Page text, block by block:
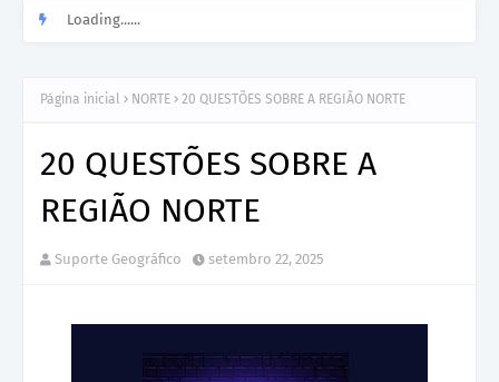
Loading......
Página inicial NORTE 20 QUESTÕES SOBRE A REGIÃO NORTE
20 QUESTÕES SOBRE A
REGIÃO NORTE
Suporte Geográfico setembro 22, 2025